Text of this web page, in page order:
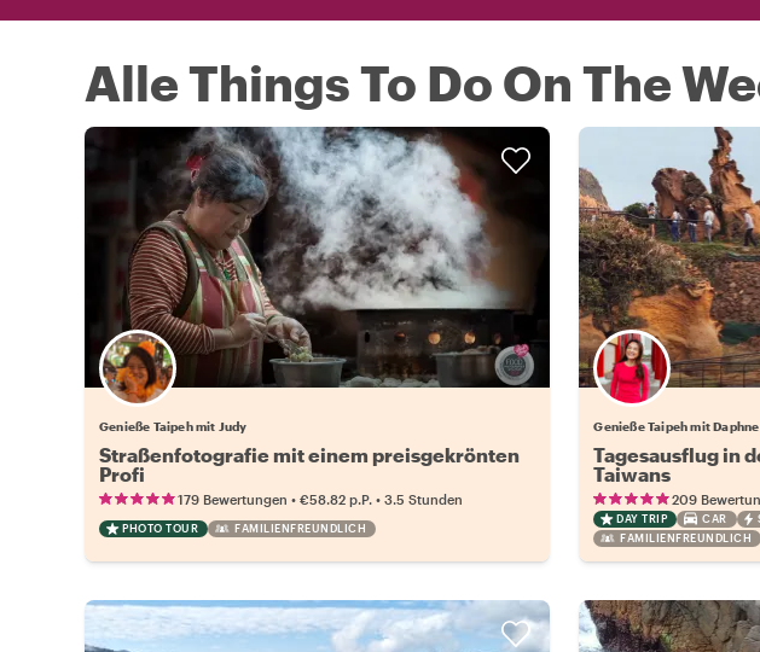
Alle Things To Do On The
Genieße Taipeh mit Judy
Straßenfotografie mit einem preisgekrönten
Profi
179 Bewertungen • €58.82 p.P. • 3.5 Stunden
PHOTO TOUR FAMILIENFREUNDLICH
Genieße Taipeh mit Daphne
Tagesausflug in
Taiwans
209
DAY TRIP CAR
FAMILIENFREUNDLICH